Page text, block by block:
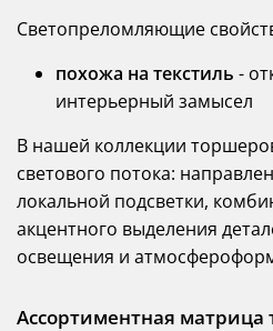
Светопреломляющие
похожа на текстиль -
интерьерный замысел
В нашей коллекции
светового потока:
локальной подсветки,
акцентного выделения
освещения и
Ассортиментная